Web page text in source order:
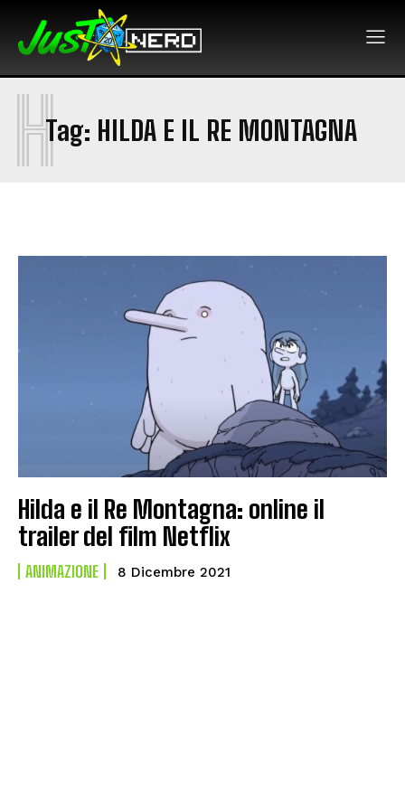
Tag: HILDA E IL RE MONTAGNA
H
Hilda e il Re Montagna: online il
trailer del film Netflix
ANIMAZIONE 8 Dicembre 2021